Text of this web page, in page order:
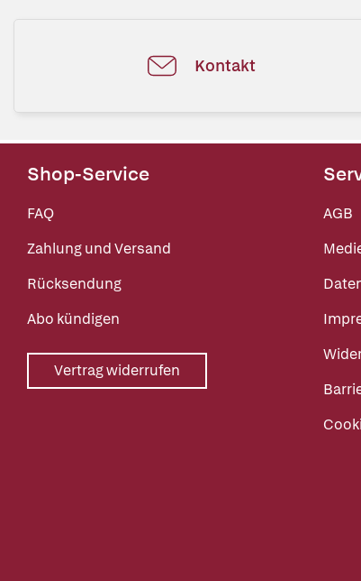
Kontakt
Shop-Service
FAQ
Zahlung und Versand
Rücksendung
Abo kündigen
Vertrag widerrufen
AGB